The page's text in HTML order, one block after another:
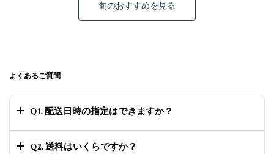
旬のおすすめを見る
よくあるご質問
Q1. 配送日時の指定はできますか？
Q2. 送料はいくらですか？